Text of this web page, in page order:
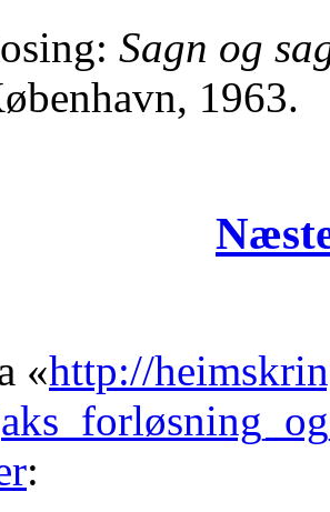
Sagn og
1963.
«http://
: